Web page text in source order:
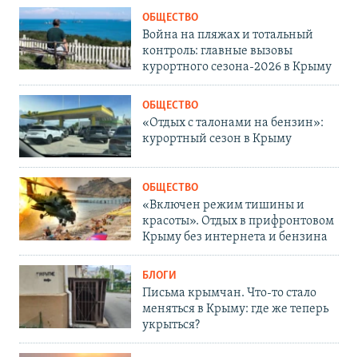
ОБЩЕСТВО
Война на пляжах и тотальный
контроль: главные вызовы
курортного сезона-2026 в Крыму
ОБЩЕСТВО
«Отдых с талонами на бензин»:
курортный сезон в Крыму
ОБЩЕСТВО
«Включен режим тишины и
красоты». Отдых в прифронтовом
Крыму без интернета и бензина
БЛОГИ
Письма крымчан. Что-то стало
меняться в Крыму: где же теперь
укрыться?